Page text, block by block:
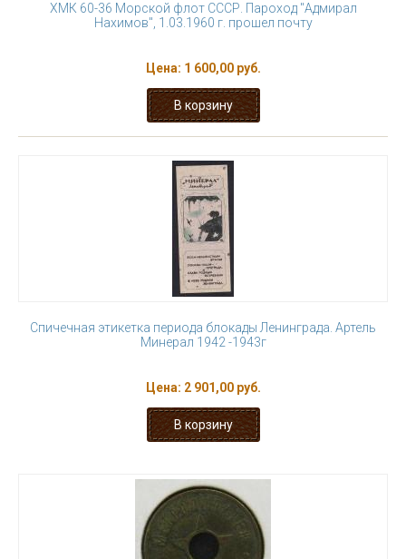
ХМК 60-36 Морской флот СССР. Пароход "Адмирал
Нахимов", 1.03.1960 г. прошел почту
Цена: 1 600,00 руб.
Спичечная этикетка периода блокады Ленинграда. Артель
Минерал 1942 -1943г
Цена: 2 901,00 руб.